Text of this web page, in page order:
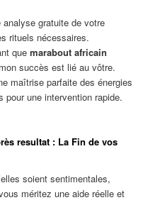
gratuite de votre
rituels nécessaires.
que marabout africain
succès est lié au vôtre.
maîtrise parfaite des énergies
une intervention rapide.
resultat : La Fin de vos
soient sentimentales,
méritez une aide réelle et